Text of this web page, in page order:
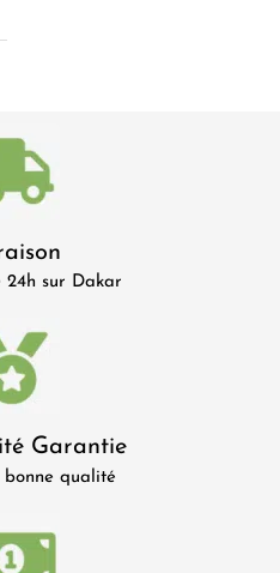
24h sur Dakar
Garantie
bonne qualité